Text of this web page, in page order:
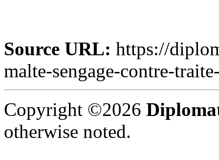
Source URL: https://
malte-sengage-contre-
Copyright ©2026
otherwise noted.